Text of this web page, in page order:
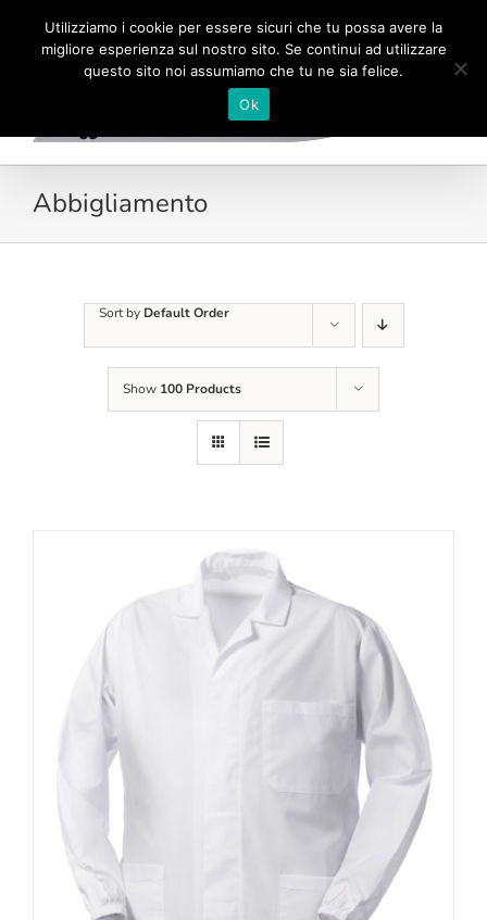
content
Tel./Fax 06.6690075 | info@megsrl-roma.com
Abbigliamento
Sort by Default Order
Show 100 Products
Utilizziamo i cookie per essere sicuri che tu possa avere la
migliore esperienza sul nostro sito. Se continui ad utilizzare
questo sito noi assumiamo che tu ne sia felice.
Ok